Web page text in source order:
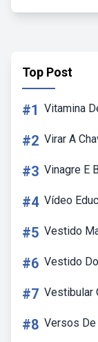
Top Post
#1 Vitamina
#2 Virar A
#3 Vinagre E
#4 Vídeo
#5 Vestido
#6 Vestido
#7 Vestibular
#8 Versos